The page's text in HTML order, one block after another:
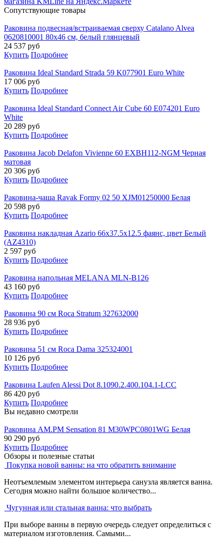
Cопутствующие товары
Раковина подвесная/встраиваемая сверху Catalano Alvea
0620810001 80х46 см, белый глянцевый
24 537 руб
Купить Подробнее
Раковина Ideal Standard Strada 59 K077901 Euro White
17 006 руб
Купить Подробнее
Раковина Ideal Standard Connect Air Cube 60 E074201 Euro
White
20 289 руб
Купить Подробнее
Раковина Jacob Delafon Vivienne 60 EXBH112-NGM Черная
матовая
20 306 руб
Купить Подробнее
Раковина-чаша Ravak Formy 02 50 XJM01250000 Белая
20 598 руб
Купить Подробнее
Раковина накладная Azario 66х37.5х12.5 фаянс, цвет Белый
(AZ4310)
2 597 руб
Купить Подробнее
Раковина напольная MELANA MLN-B126
43 160 руб
Купить Подробнее
Раковина 90 см Roca Stratum 327632000
28 936 руб
Купить Подробнее
Раковина 51 см Roca Dama 325324001
10 126 руб
Купить Подробнее
Раковина Laufen Alessi Dot 8.1090.2.400.104.1-LCC
86 420 руб
Купить Подробнее
Вы недавно смотрели
Раковина AM.PM Sensation 81 M30WPC0801WG Белая
90 290 руб
Купить Подробнее
Обзоры и полезные статьи
Покупка новой ванны: на что обратить внимание
Неотъемлемым элементом интерьера санузла является ванна.
Сегодня можно найти большое количество...
Чугунная или стальная ванна: что выбрать
При выборе ванны в первую очередь следует определиться с
материалом изготовления. Самыми...